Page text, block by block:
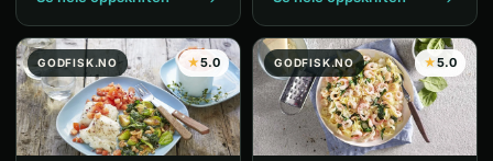
GODFISK.NO ★5.0 GODFISK.NO ★5.0